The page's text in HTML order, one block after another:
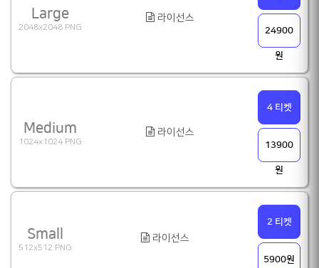
Large
2048x2048 PNG
라이선스
24900
원
Medium
1024x1024 PNG
라이선스
4 티켓
13900
원
Small
512x512 PNG
라이선스
2 티켓
5900원